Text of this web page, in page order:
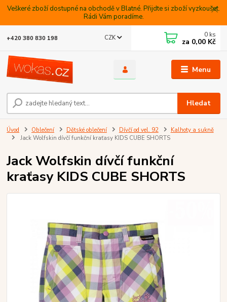
Veškeré zboží dostupné na obchodě v Blatné. Přijdte si zboží vyzkoušet.
Rádi Vám poradíme.
Menu
CZK
Hledat
+420 380 830 198 0 ks
za 0,00 Kč
Úvod Oblečení Dětské oblečení Dívčí od vel. 92
Kalhoty a sukně
Jack Wolfskin dívčí funkční kraťasy KIDS CUBE SHORTS
Jack Wolfskin dívčí funkční
kraťasy KIDS CUBE SHORTS